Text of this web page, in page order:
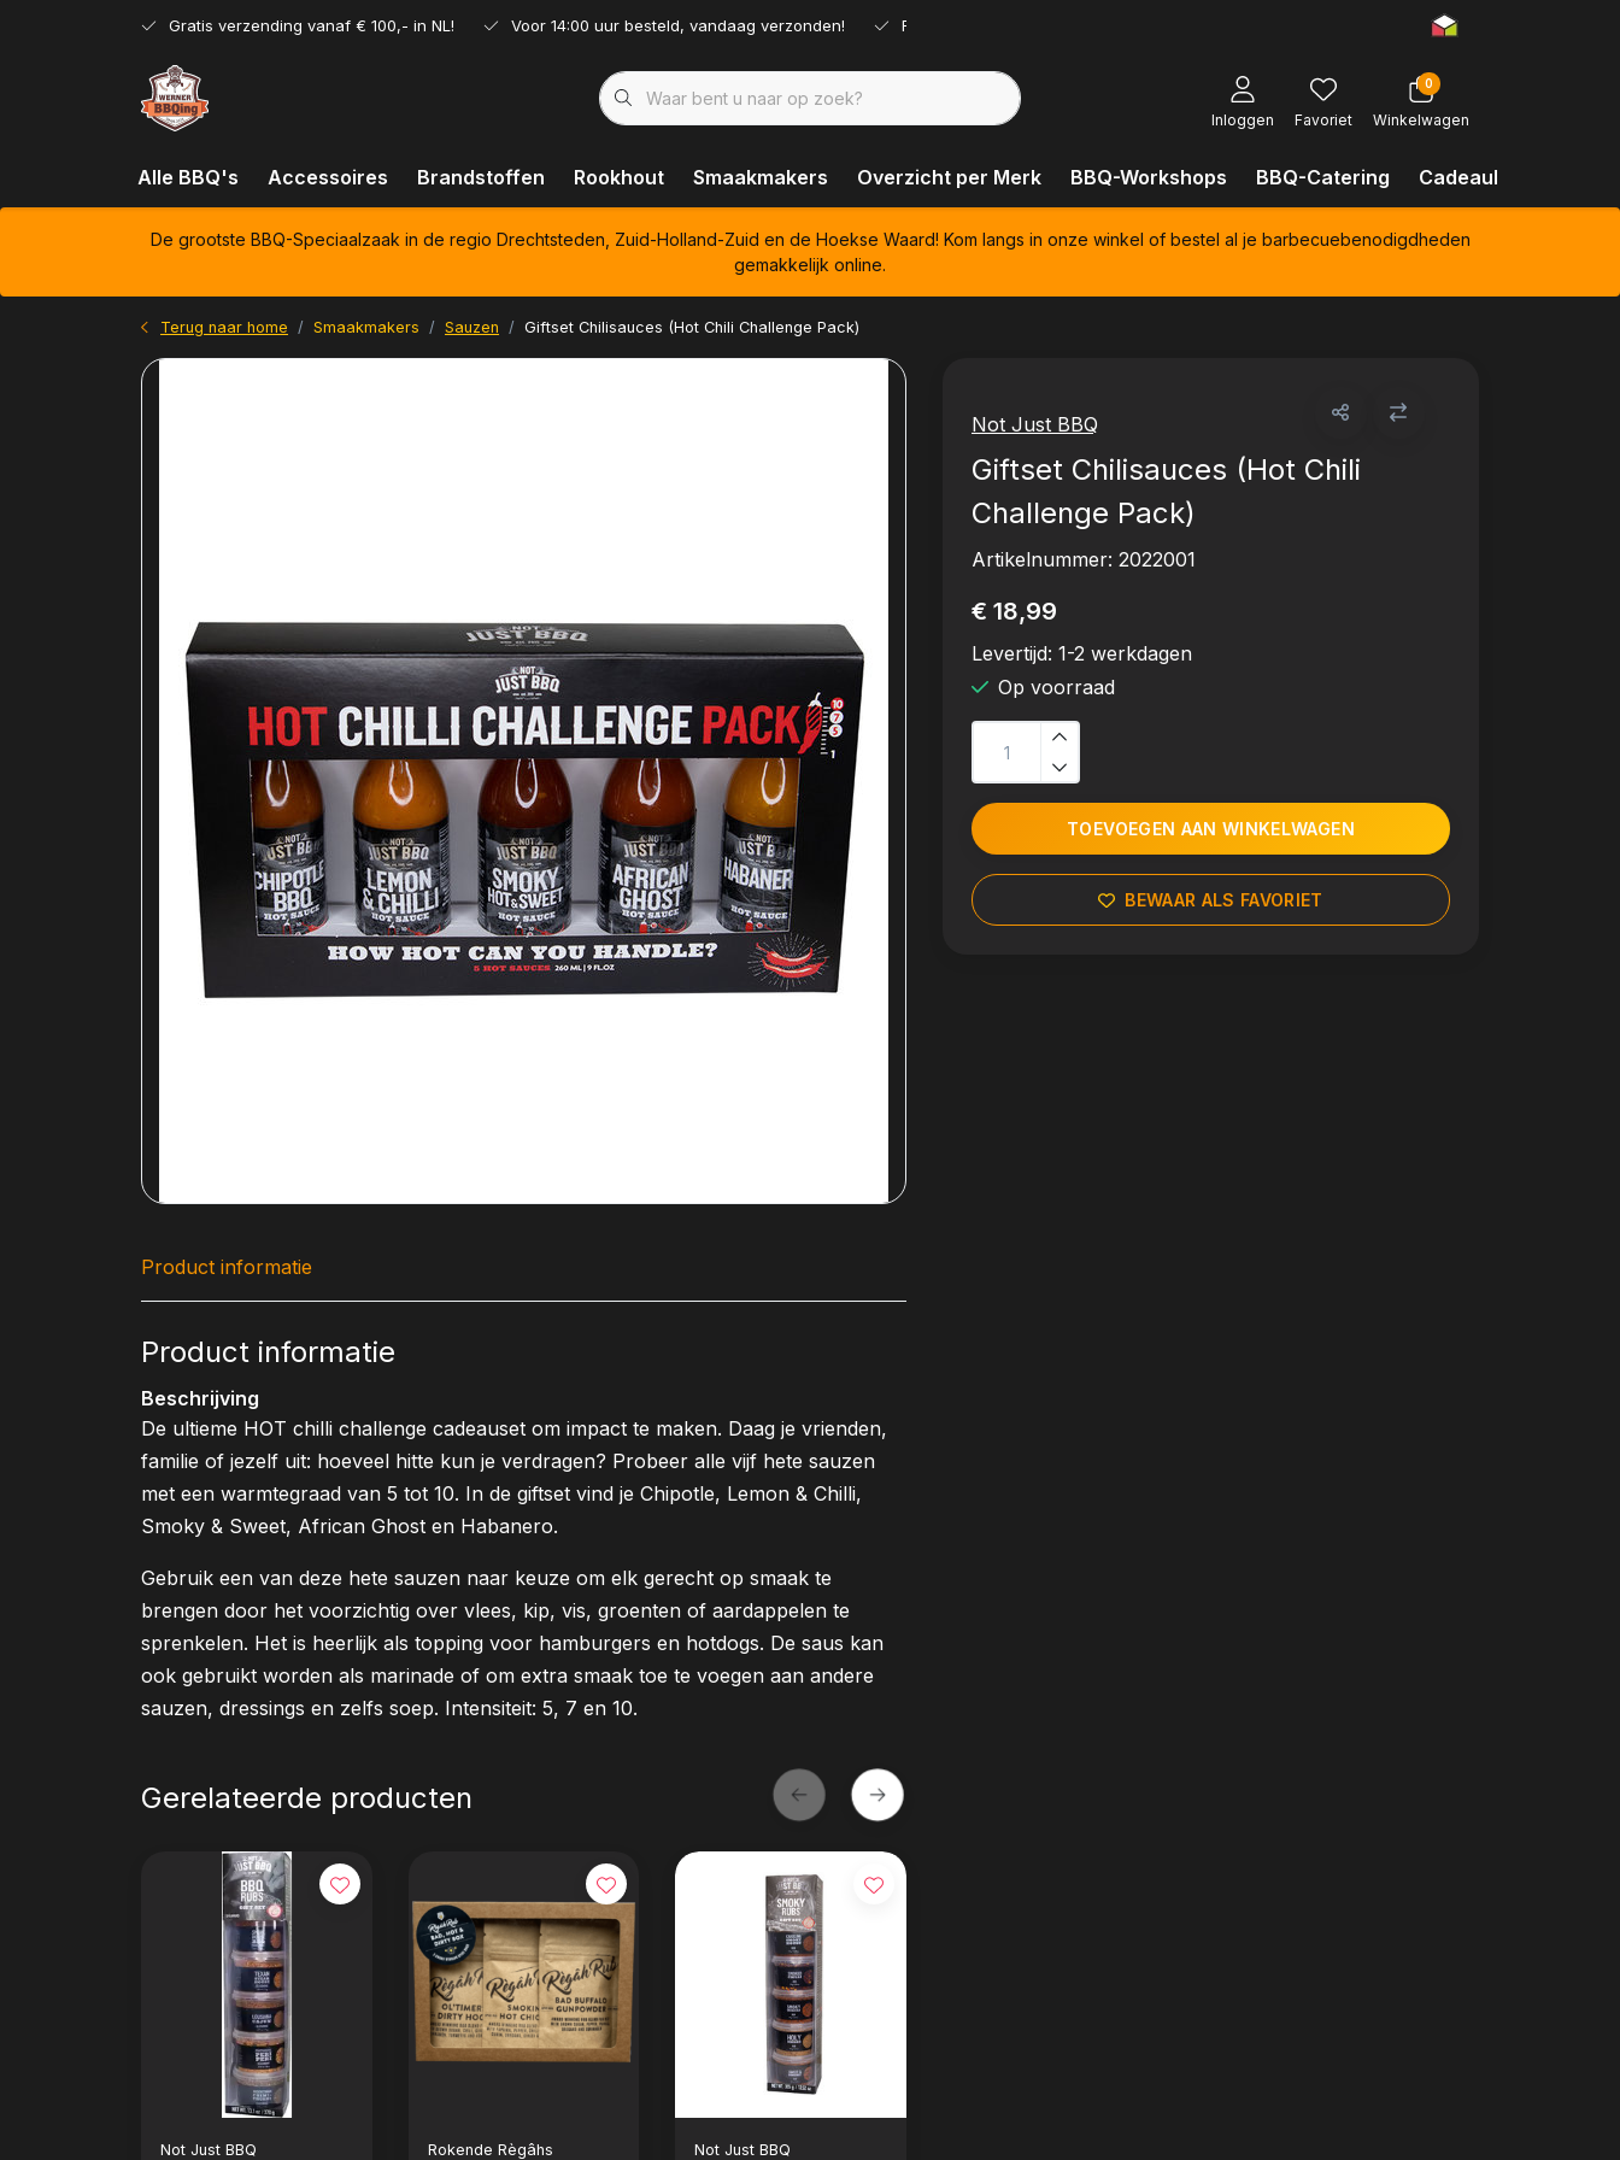
Gratis verzending vanaf € 100,- in NL! Voor 14:00 uur besteld, vandaag verzonden! Ruim assortiment!
Inloggen Favoriet
0
Winkelwagen
Alle BBQ's Accessoires Brandstoffen Rookhout Smaakmakers Overzicht per Merk BBQ-Workshops BBQ-Catering Cadeaubonnen
De grootste BBQ-Speciaalzaak in de regio Drechtsteden, Zuid-Holland-Zuid en de Hoekse Waard! Kom langs in onze winkel of bestel al je barbecuebenodigdheden
gemakkelijk online.
Terug naar home Smaakmakers Sauzen Giftset Chilisauces (Hot Chili Challenge Pack)
Not Just BBQ
Giftset Chilisauces (Hot Chili
Challenge Pack)
Artikelnummer: 2022001
€ 18,99
Levertijd: 1-2 werkdagen
Op voorraad
TOEVOEGEN AAN WINKELWAGEN
BEWAAR ALS FAVORIET
Product informatie
Product informatie
Beschrijving
De ultieme HOT chilli challenge cadeauset om impact te maken. Daag je vrienden,
familie of jezelf uit: hoeveel hitte kun je verdragen? Probeer alle vijf hete sauzen
met een warmtegraad van 5 tot 10. In de giftset vind je Chipotle, Lemon & Chilli,
Smoky & Sweet, African Ghost en Habanero.
Gebruik een van deze hete sauzen naar keuze om elk gerecht op smaak te
brengen door het voorzichtig over vlees, kip, vis, groenten of aardappelen te
sprenkelen. Het is heerlijk als topping voor hamburgers en hotdogs. De saus kan
ook gebruikt worden als marinade of om extra smaak toe te voegen aan andere
sauzen, dressings en zelfs soep. Intensiteit: 5, 7 en 10.
Gerelateerde producten
Not Just BBQ Rokende Règâhs Not Just BBQ